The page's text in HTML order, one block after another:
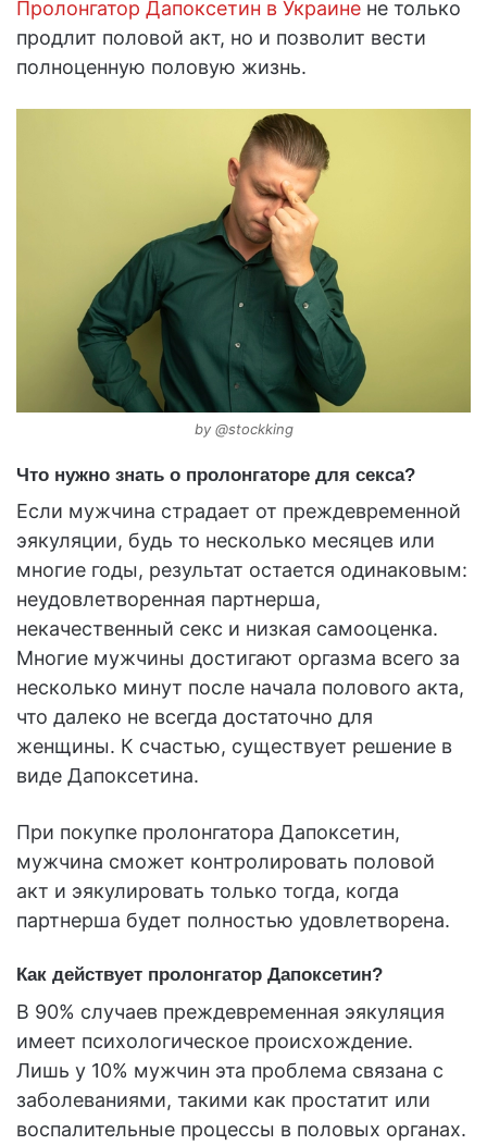
Пролонгатор Дапоксетин в Украине не только
продлит половой акт, но и позволит вести
полноценную половую жизнь.
by @stockking
Что нужно знать о пролонгаторе для секса?
Если мужчина страдает от преждевременной
эякуляции, будь то несколько месяцев или
многие годы, результат остается одинаковым:
неудовлетворенная партнерша,
некачественный секс и низкая самооценка.
Многие мужчины достигают оргазма всего за
несколько минут после начала полового акта,
что далеко не всегда достаточно для
женщины. К счастью, существует решение в
виде Дапоксетина.
При покупке пролонгатора Дапоксетин,
мужчина сможет контролировать половой
акт и эякулировать только тогда, когда
партнерша будет полностью удовлетворена.
Как действует пролонгатор Дапоксетин?
В 90% случаев преждевременная эякуляция
имеет психологическое происхождение.
Лишь у 10% мужчин эта проблема связана с
заболеваниями, такими как простатит или
воспалительные процессы в половых органах.